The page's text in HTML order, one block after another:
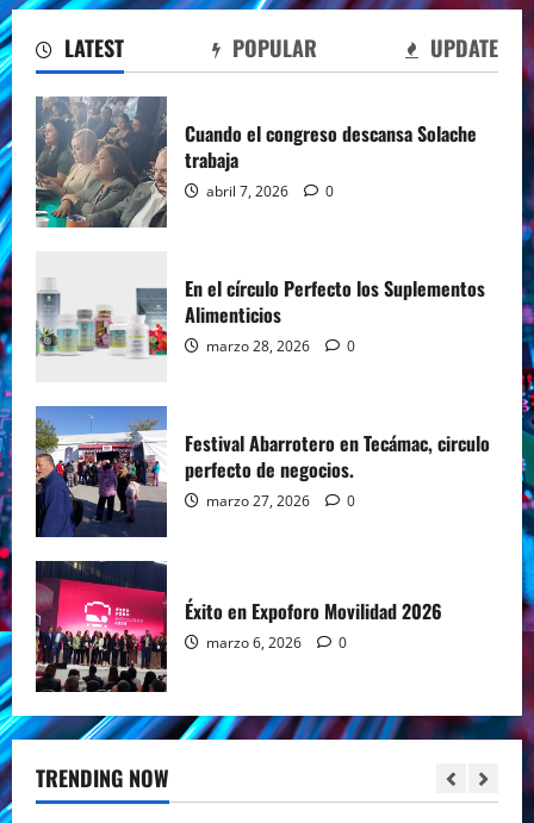
LATEST POPULAR UPDATE
Cuando el congreso descansa Solache
trabaja
abril 7, 2026 0
En el círculo Perfecto los Suplementos
Alimenticios
marzo 28, 2026 0
Festival Abarrotero en Tecámac, circulo
perfecto de negocios.
marzo 27, 2026 0
Éxito en Expoforo Movilidad 2026
marzo 6, 2026 0
TRENDING NOW